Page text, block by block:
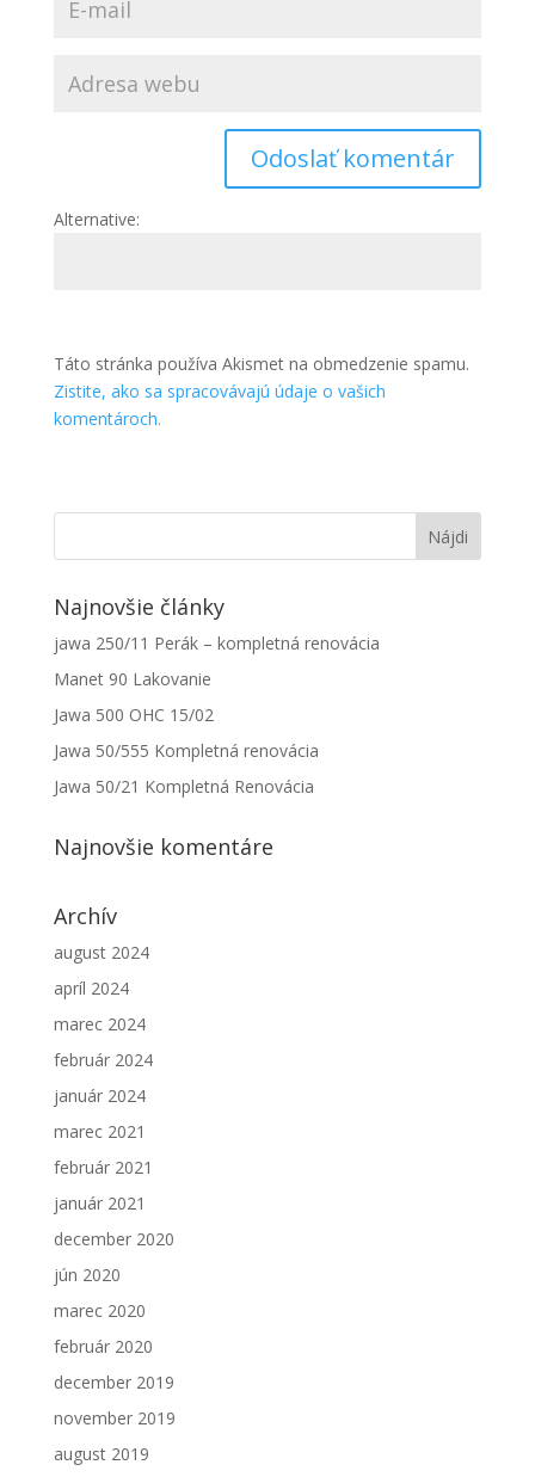
Alternative:
Táto stránka používa Akismet na obmedzenie spamu.
Zistite, ako sa spracovávajú údaje o vašich
komentároch.
Najnovšie články
jawa 250/11 Perák – kompletná renovácia
Manet 90 Lakovanie
Jawa 500 OHC 15/02
Jawa 50/555 Kompletná renovácia
Jawa 50/21 Kompletná Renovácia
Najnovšie komentáre
Archív
august 2024
apríl 2024
marec 2024
február 2024
január 2024
marec 2021
február 2021
január 2021
december 2020
jún 2020
marec 2020
február 2020
december 2019
november 2019
august 2019